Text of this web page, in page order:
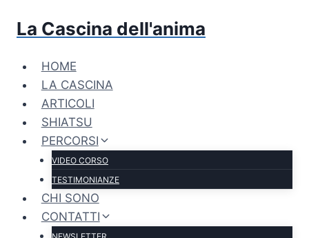
La Cascina dell'anima
HOME
LA CASCINA
ARTICOLI
SHIATSU
PERCORSI
VIDEO CORSO
TESTIMONIANZE
CHI SONO
CONTATTI